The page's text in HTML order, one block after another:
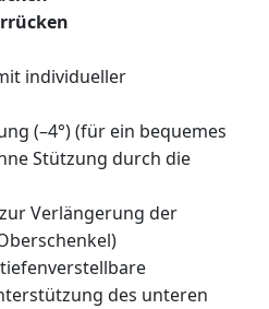
individueller
(–4°) (für ein bequemes
Stützung durch die
Verlängerung der
des unteren